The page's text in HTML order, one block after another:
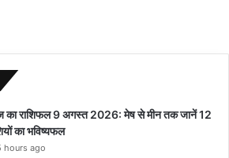
राशिफल 9 अगस्त 2026: मेष से मीन तक जानें 12
का भविष्यफल
hours ago